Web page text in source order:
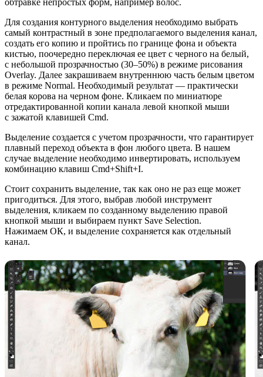
Для создания контурного выделения необходимо выбрать
самый контрастный в зоне предполагаемого выделения канал,
создать его копию и пройтись по границе фона и объекта
кистью, поочередно переключая ее цвет с черного на белый,
с небольшой прозрачностью (30–50%) в режиме рисования
Overlay. Далее закрашиваем внутреннюю часть белым цветом
в режиме Normal. Необходимый результат — практически
белая корова на черном фоне. Кликаем по миниатюре
отредактированной копии канала левой кнопкой мыши
с зажатой клавишей Cmd.
Выделение создается с учетом прозрачности, что гарантирует
плавный переход объекта в фон любого цвета. В нашем
случае выделение необходимо инвертировать, используем
комбинацию клавиш Cmd+Shift+I.
Стоит сохранить выделение, так как оно не раз еще может
пригодиться. Для этого, выбрав любой инструмент
выделения, кликаем по созданному выделению правой
кнопкой мыши и выбираем пункт Save Selection.
Нажимаем ОК, и выделение сохраняется как отдельный
канал.